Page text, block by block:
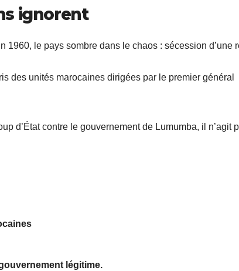
ignorent
1960, le pays sombre dans le chaos : sécession d’une
des unités marocaines dirigées par le premier général
d’État contre le gouvernement de Lumumba, il n’agit
légitime.